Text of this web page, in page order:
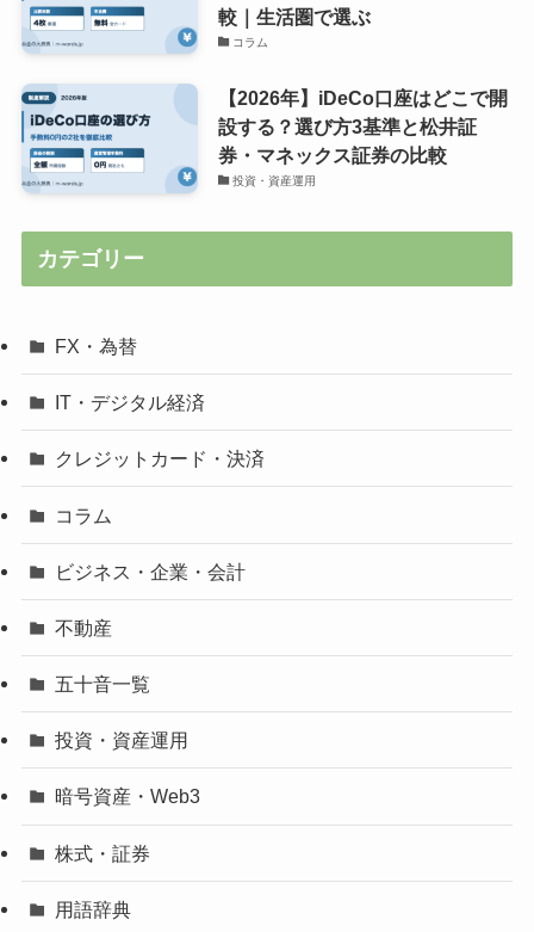
較｜生活圏で選ぶ
コラム
【2026年】iDeCo口座はどこで開
設する？選び方3基準と松井証
券・マネックス証券の比較
投資・資産運用
カテゴリー
FX・為替
IT・デジタル経済
クレジットカード・決済
コラム
ビジネス・企業・会計
不動産
五十音一覧
投資・資産運用
暗号資産・Web3
株式・証券
用語辞典